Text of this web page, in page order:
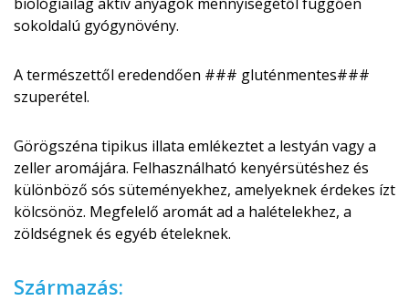
sokoldalú gyógynövény.
A természettől eredendően ### gluténmentes###
szuperétel.
Görögszéna tipikus illata emlékeztet a lestyán vagy a
zeller aromájára. Felhasználható kenyérsütéshez és
különböző sós süteményekhez, amelyeknek érdekes ízt
kölcsönöz. Megfelelő aromát ad a halételekhez, a
zöldségnek és egyéb ételeknek.
Származás: